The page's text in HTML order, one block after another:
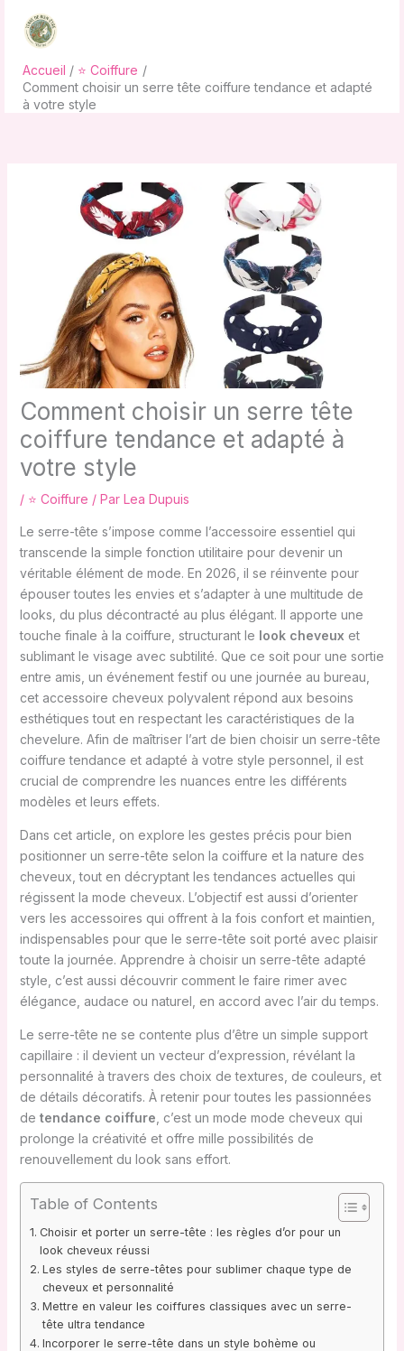
contenu
Accueil
⭐ Coiffure
Comment choisir un serre tête coiffure tendance et adapté
à votre style
Comment choisir un serre tête
coiffure tendance et adapté à
votre style
/ ⭐ Coiffure / Par Lea Dupuis
Le serre-tête s’impose comme l’accessoire essentiel qui
transcende la simple fonction utilitaire pour devenir un
véritable élément de mode. En 2026, il se réinvente pour
épouser toutes les envies et s’adapter à une multitude de
looks, du plus décontracté au plus élégant. Il apporte une
touche finale à la coiffure, structurant le look cheveux et
sublimant le visage avec subtilité. Que ce soit pour une sortie
entre amis, un événement festif ou une journée au bureau,
cet accessoire cheveux polyvalent répond aux besoins
esthétiques tout en respectant les caractéristiques de la
chevelure. Afin de maîtriser l’art de bien choisir un serre-tête
coiffure tendance et adapté à votre style personnel, il est
crucial de comprendre les nuances entre les différents
modèles et leurs effets.
Dans cet article, on explore les gestes précis pour bien
positionner un serre-tête selon la coiffure et la nature des
cheveux, tout en décryptant les tendances actuelles qui
régissent la mode cheveux. L’objectif est aussi d’orienter
vers les accessoires qui offrent à la fois confort et maintien,
indispensables pour que le serre-tête soit porté avec plaisir
toute la journée. Apprendre à choisir un serre-tête adapté
style, c’est aussi découvrir comment le faire rimer avec
élégance, audace ou naturel, en accord avec l’air du temps.
Le serre-tête ne se contente plus d’être un simple support
capillaire : il devient un vecteur d’expression, révélant la
personnalité à travers des choix de textures, de couleurs, et
de détails décoratifs. À retenir pour toutes les passionnées
de tendance coiffure , c’est un mode mode cheveux qui
prolonge la créativité et offre mille possibilités de
renouvellement du look sans effort.
Table of Contents
Choisir et porter un serre-tête : les règles d’or pour un
look cheveux réussi
Les styles de serre-têtes pour sublimer chaque type de
cheveux et personnalité
Mettre en valeur les coiffures classiques avec un serre-
tête ultra tendance
Incorporer le serre-tête dans un style bohème ou